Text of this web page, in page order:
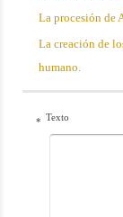
La procesión de
La creación de
humano.
* Texto